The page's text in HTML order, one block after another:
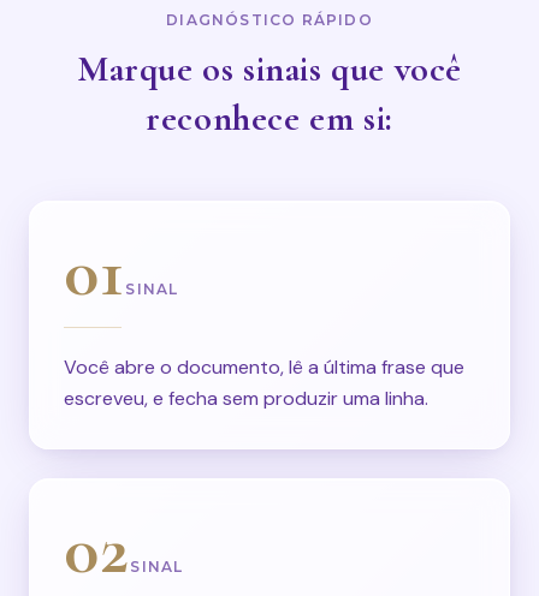
DIAGNÓSTICO RÁPIDO
Marque os sinais que você
reconhece em si:
01 SINAL
Você abre o documento, lê a última frase que
escreveu, e fecha sem produzir uma linha.
02 SINAL